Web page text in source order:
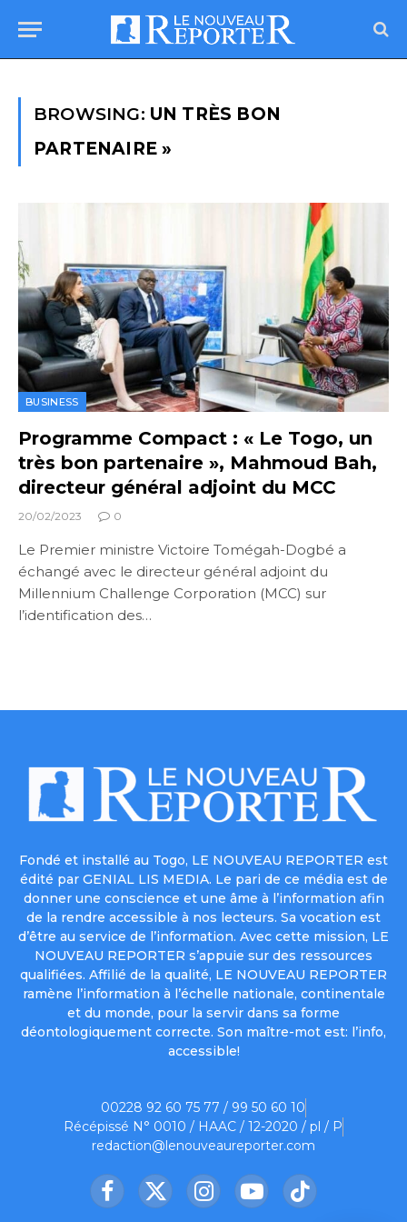
BROWSING: UN TRÈS BON
PARTENAIRE »
BUSINESS
Programme Compact : « Le Togo, un
très bon partenaire », Mahmoud Bah,
directeur général adjoint du MCC
20/02/2023 0
Le Premier ministre Victoire Tomégah-Dogbé a
échangé avec le directeur général adjoint du
Millennium Challenge Corporation (MCC) sur
l’identification des…
Fondé et installé au Togo, LE NOUVEAU REPORTER est
édité par GENIAL LIS MEDIA. Le pari de ce média est de
donner une conscience et une âme à l’information afin
de la rendre accessible à nos lecteurs. Sa vocation est
d’être au service de l’information. Avec cette mission, LE
NOUVEAU REPORTER s’appuie sur des ressources
qualifiées. Affilié de la qualité, LE NOUVEAU REPORTER
ramène l’information à l’échelle nationale, continentale
et du monde, pour la servir dans sa forme
déontologiquement correcte. Son maître-mot est: l’info,
accessible!
00228 92 60 75 77 / 99 50 60 10
Récépissé N° 0010 / HAAC / 12-2020 / pl / P
redaction@lenouveaureporter.com
Facebook
X
InstagramYouTubeTikTok